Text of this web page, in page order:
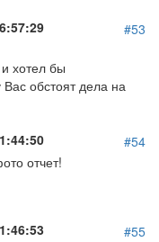
#53
хотел бы
Вас обстоят дела на
#54
отчет!
#55